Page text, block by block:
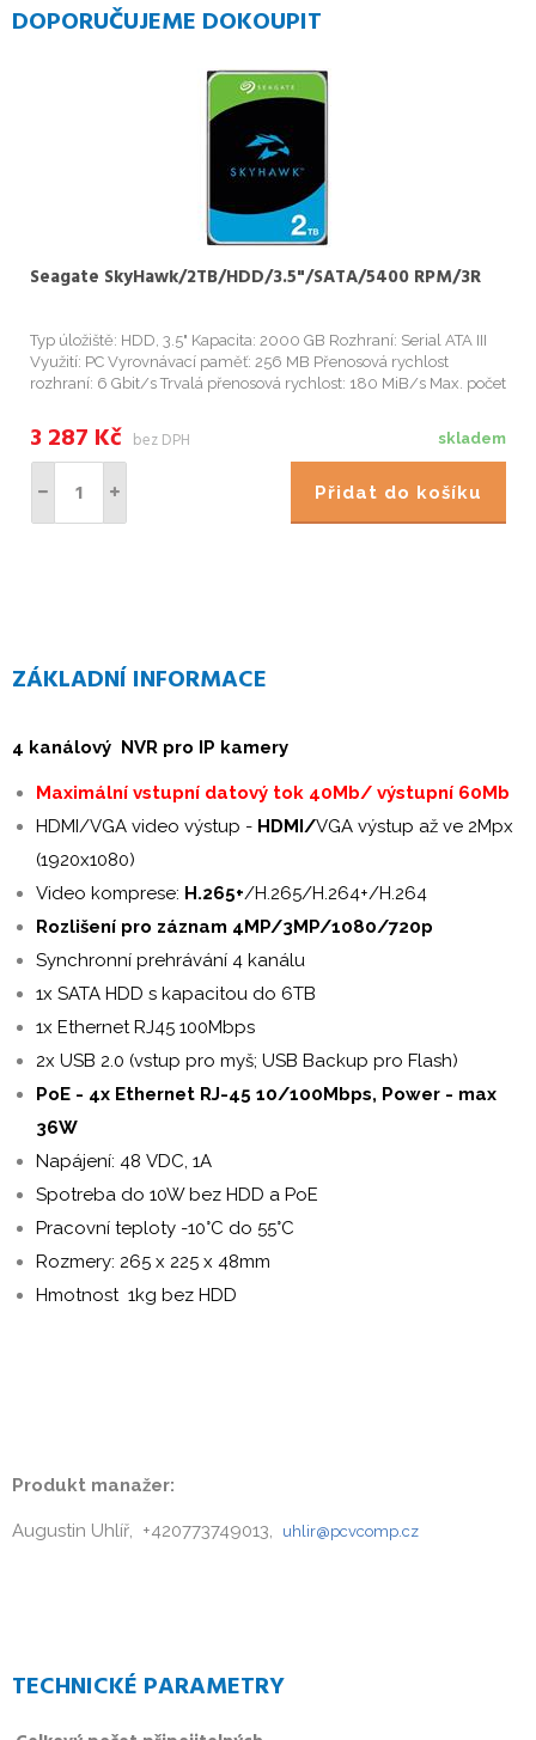
DOPORUČUJEME DOKOUPIT
Seagate SkyHawk/2TB/HDD/3.5"/SATA/5400 RPM/3R
Typ úložiště: HDD, 3.5" Kapacita: 2000 GB Rozhraní: Serial ATA III
Využití: PC Vyrovnávací paměť: 256 MB Přenosová rychlost
rozhraní: 6 Gbit/s Trvalá přenosová rychlost: 180 MiB/s Max. počet
skladem
3 287 Kč bez DPH
Přidat do košíku
ZÁKLADNÍ INFORMACE
4 kanálový NVR pro IP kamery
Maximální vstupní datový tok 40Mb/ výstupní 60Mb
HDMI/VGA video výstup - HDMI/VGA výstup až ve 2Mpx
(1920x1080)
Video komprese: H.265+/H.265/H.264+/H.264
Rozlišení pro záznam 4MP/3MP/1080/720p
Synchronní prehrávání 4 kanálu
1x SATA HDD s kapacitou do 6TB
1x Ethernet RJ45 100Mbps
2x USB 2.0 (vstup pro myš; USB Backup pro Flash)
PoE - 4x Ethernet RJ-45 10/100Mbps, Power - max
36W
Napájení: 48 VDC, 1A
Spotreba do 10W bez HDD a PoE
Pracovní teploty -10°C do 55°C
Rozmery: 265 x 225 x 48mm
Hmotnost 1kg bez HDD
Produkt manažer:
Augustin Uhlíř, +420773749013, uhlir@pcvcomp.cz
TECHNICKÉ PARAMETRY